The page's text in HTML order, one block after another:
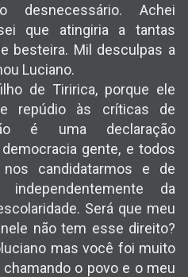
desnecessário. Achei
que atingiria a tantas
besteira. Mil desculpas a
Luciano.
de Tiririca, porque ele
repúdio às críticas de
é uma declaração
gente, e todos
candidatarmos e de
da
Será que meu
não tem esse direito?
mas você foi muito
o povo e o meu